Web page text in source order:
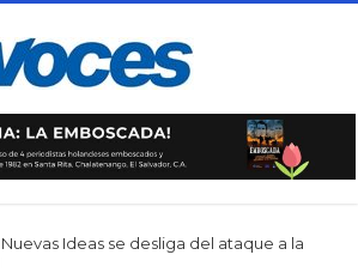
Nuevas Ideas se desliga del ataque a la